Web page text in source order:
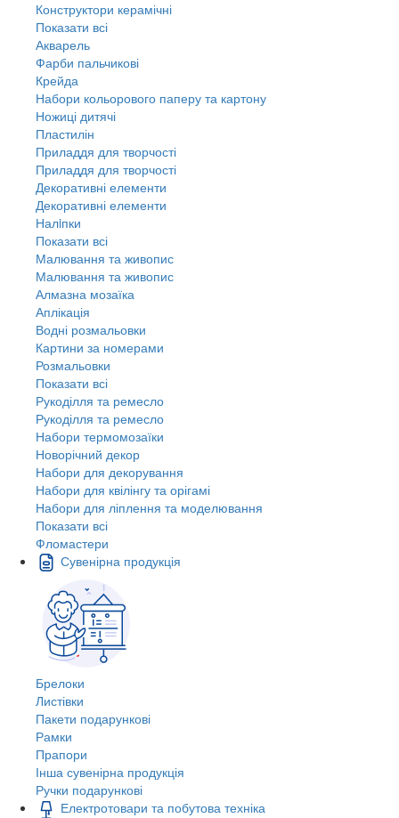
Конструктори керамічні
Показати всі
Акварель
Фарби пальчикові
Крейда
Набори кольорового паперу та картону
Ножиці дитячі
Пластилін
Приладдя для творчості
Приладдя для творчості
Декоративні елементи
Декоративні елементи
Налiпки
Показати всі
Малювання та живопис
Малювання та живопис
Алмазна мозаїка
Аплікація
Водні розмальовки
Картини за номерами
Розмальовки
Показати всі
Рукоділля та ремесло
Рукоділля та ремесло
Набори термомозаїки
Новорічний декор
Набори для декорування
Набори для квілінгу та орігамі
Набори для ліплення та моделювання
Показати всі
Фломастери
Сувенірна продукція
Брелоки
Листівки
Пакети подарункові
Рамки
Прапори
Інша сувенірна продукція
Ручки подарункові
Електротовари та побутова техніка